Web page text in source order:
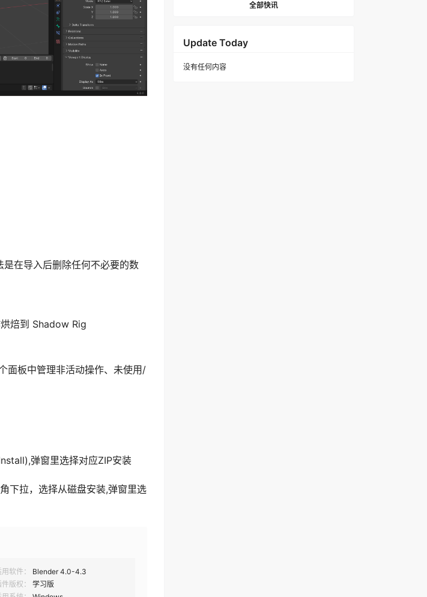
在导入后删除任何不必要的数
焙到 Shadow Rig
面板中管理非活动操作、未使用/
弹窗里选择对应ZIP安装
下拉，选择从磁盘安装,弹窗里选
用软件：
Blender 4.0-4.3
版权：
学习版
全部快讯
Update Today
没有任何内容